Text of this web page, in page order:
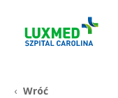
+48 22
Wróć